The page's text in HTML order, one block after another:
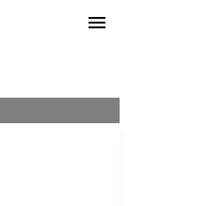
menu